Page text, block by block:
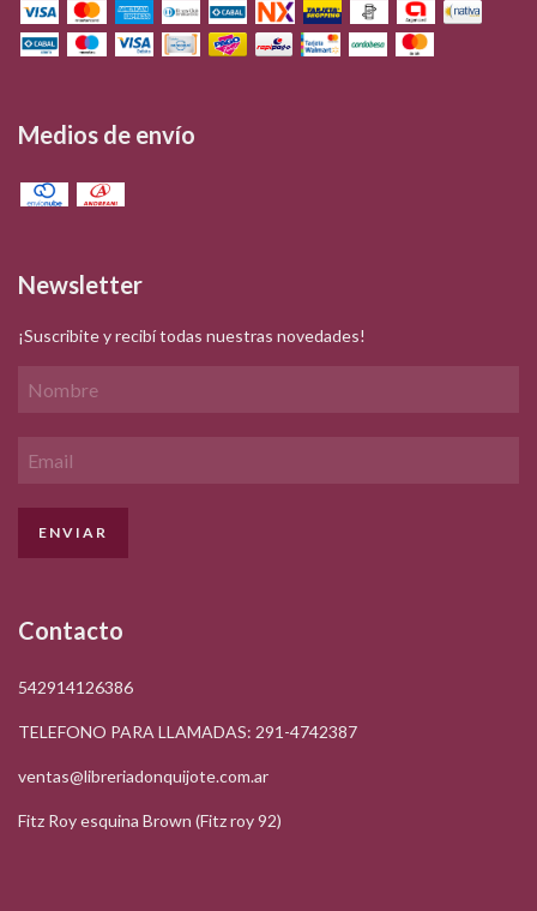
Medios de envío
Newsletter
¡Suscribite y recibí todas nuestras novedades!
Contacto
542914126386
TELEFONO PARA LLAMADAS: 291-4742387
ventas@libreriadonquijote.com.ar
Fitz Roy esquina Brown (Fitz roy 92)